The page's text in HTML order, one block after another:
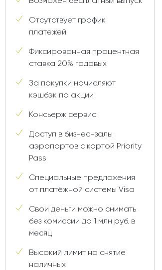
Отсутствует график
платежей
Фиксированная процентная
ставка 20% годовых
За покупки начисляют
кэшбэк по акции
Консьерж сервис
Доступ в бизнес-залы
аэропортов с картой Priority
Pass
Специальные предложения
от платёжной системы Visa
Свои деньги можно снимать
без комиссии до 1 млн руб. в
месяц
Высокий лимит на снятие
наличных